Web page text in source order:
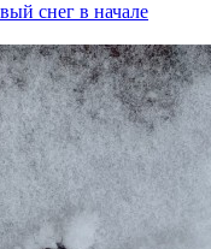
снег в начале